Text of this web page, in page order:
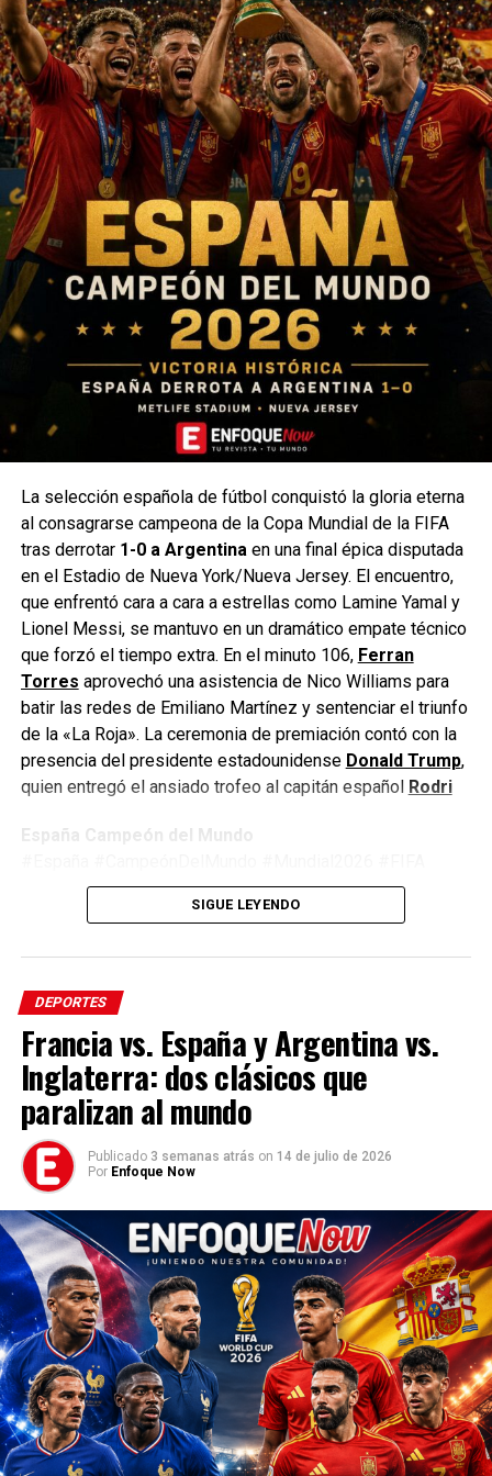
Bundesliga’. Uli, que lleva con Klopp desde 2005, es
escritora y trabajadora social. Ha escrito varios libros
infantiles como‘Tom y el fútbol mágico’ o ‘Elli y Pit’,
además de destacar como profesora en centros
educativos en Kenia y en un hospital en Nairobi.
TEMAS RELACIONADOS:
VER SIGUIENTE
Video | La fuerte caída de Piqué en vivo que desató
burlas y le está dando la vuelta al mundo
Así es Kinti, la mascota oficial del mundial femenino
sub-20 que se hará en Colombia
Enfoque Now
Enfoque Now es una plataforma digital dedicada a conectar e
informar a la comunidad latina acerca de los acontecimientos
que suceden a nivel local e internacional.
La selección española de fútbol conquistó la gloria eterna
al consagrarse campeona de la Copa Mundial de la FIFA
tras derrotar 1-0 a Argentinaen una final épica disputada
en el Estadio de Nueva York/Nueva Jersey. El encuentro,
que enfrentó cara a cara a estrellas como Lamine Yamal y
Lionel Messi, se mantuvo en un dramático empate técnico
que forzó el tiempo extra. En el minuto 106, Ferran
Torres aprovechó una asistencia de Nico Williams para
batir las redes de Emiliano Martínez y sentenciar el triunfo
de la «La Roja». La ceremonia de premiación contó con la
presencia del presidente estadounidense Donald Trump,
quien entregó el ansiado trofeo al capitán español Rodri
España Campeón del Mundo
#Argentina #Fútbol #LaRoja #WorldCup2026
#JimmyPizarro #EnfoqueNow
SIGUE LEYENDO
DEPORTES
Francia vs. España y Argentina vs.
Inglaterra: dos clásicos que
paralizan al mundo
Publicado 3 semanas atrás on 14 de julio de 2026
Por Enfoque Now